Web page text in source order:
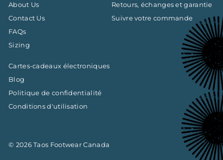
About Us
Contact Us
FAQs
Sizing
Retours, échanges et garantie
Suivre votre commande
Cartes-cadeaux électroniques
Blog
Politique de confidentialité
Conditions d'utilisation
© 2026 Taos Footwear Canada